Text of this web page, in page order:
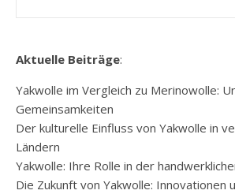
Aktuelle Beiträge:
Yakwolle im Vergleich zu Merinowolle:
Gemeinsamkeiten
Der kulturelle Einfluss von Yakwolle in
Ländern
Yakwolle: Ihre Rolle in der
Die Zukunft von Yakwolle: Innovationen